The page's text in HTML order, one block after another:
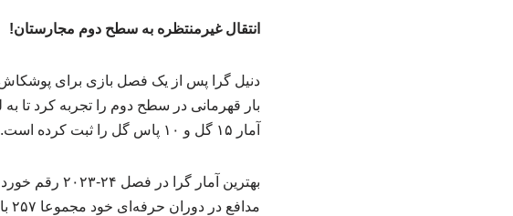
انتقال غیرمنتظره به سطح دوم مجارستان!
دنیل گرا پس از یک فصل بازی برای
آمار ۱۵ گل و ۱۰ پاس گل را ثبت کرده است.